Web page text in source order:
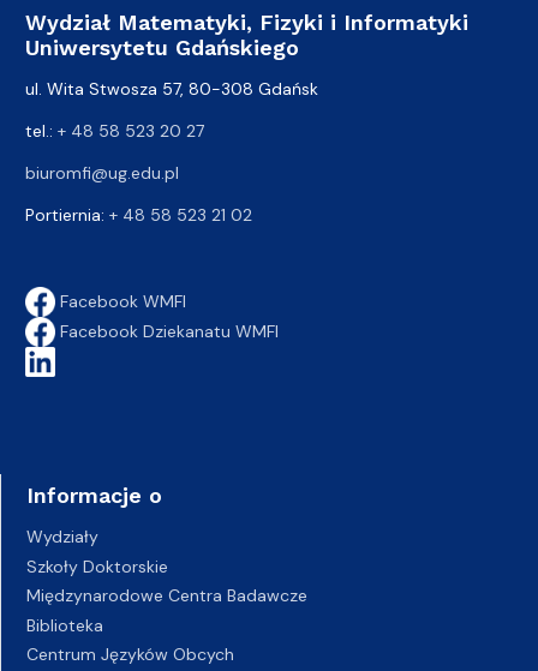
Wydział Matematyki, Fizyki i Informatyki
Uniwersytetu Gdańskiego
ul. Wita Stwosza 57, 80-308 Gdańsk
tel.: + 48 58 523 20 27
biuromfi@ug.edu.pl
Portiernia: + 48 58 523 21 02
Facebook WMFI
Facebook Dziekanatu WMFI
Informacje o
Wydziały
Szkoły Doktorskie
Międzynarodowe Centra Badawcze
Biblioteka
Centrum Języków Obcych